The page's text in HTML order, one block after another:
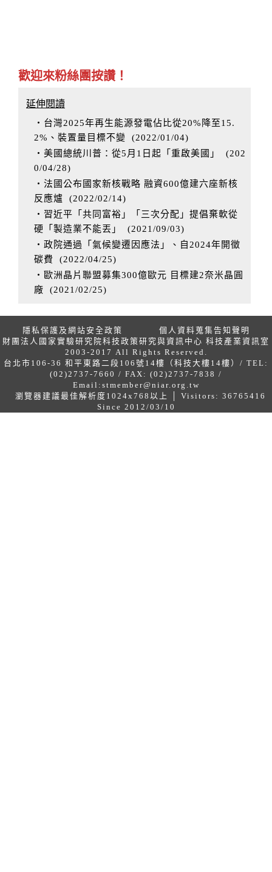
歡迎來粉絲團按讚！
延伸閱讀
‧台灣2025年再生能源發電佔比從20%降至15.
2%、裝置量目標不變 (2022/01/04)
‧美國總統川普：從5月1日起「重啟美國」
(202
0/04/28)
‧法國公布國家新核戰略 融資600億建六座新核
反應爐
(2022/02/14)
‧習近平「共同富裕」「三次分配」提倡棄軟從
硬「製造業不能丟」
(2021/09/03)
‧政院通過「氣候變遷因應法」、自2024年開徵
碳費
(2022/04/25)
‧歐洲晶片聯盟募集300億歐元 目標建2奈米晶圓
廠 (2021/02/25)
隱私保護及網站安全政策
個人資料蒐集告知聲明
財團法人國家實驗研究院科技政策研究與資訊中心 科技產業資訊室
2003-2017 All Rights Reserved.
台北市106-36 和平東路二段106號14樓（科技大樓14樓）/ TEL:
(02)2737-7660 / FAX: (02)2737-7838 /
Email: stmember@niar.org.tw
瀏覽器建議最佳解析度1024x768以上 │ Visitors: 36765416
Since 2012/03/10